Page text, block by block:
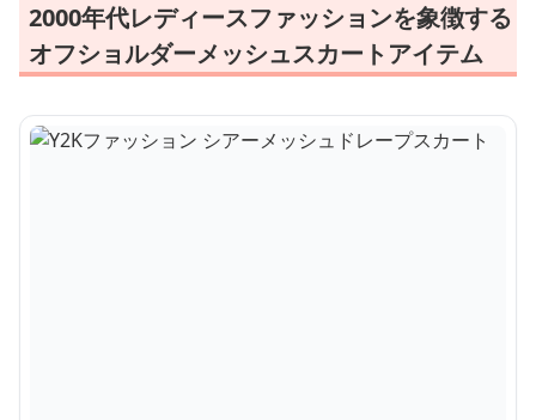
2000年代レディースファッションを象徴する
オフショルダーメッシュスカートアイテム